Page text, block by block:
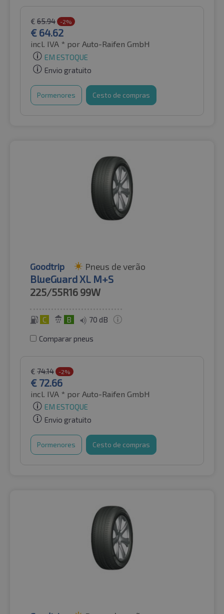
€ 65.94 -2%
€ 64.62
incl. IVA * por Auto-Raifen GmbH
EM ESTOQUE
Envio gratuito
Pormenores Cesto de compras
Goodtrip Pneus de verão
BlueGuard XL M+S
225/55R16 99W
C B 70 dB
Comparar pneus
€ 74.14 -2%
€ 72.66
incl. IVA * por Auto-Raifen GmbH
EM ESTOQUE
Envio gratuito
Pormenores Cesto de compras